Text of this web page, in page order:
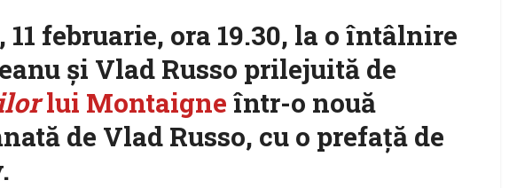
februarie, ora 19.30, la o întâlnire
și Vlad Russo prilejuită de
lui Montaigne într-o nouă
de Vlad Russo, cu o prefață de